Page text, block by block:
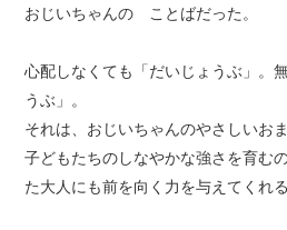
おじいちゃんの ことばだった。
心配しなくても「だいじょうぶ」。
うぶ」。
それは、おじいちゃんのやさしいおま
子どもたちのしなやかな強さを育む
た大人にも前を向く力を与えてくれる